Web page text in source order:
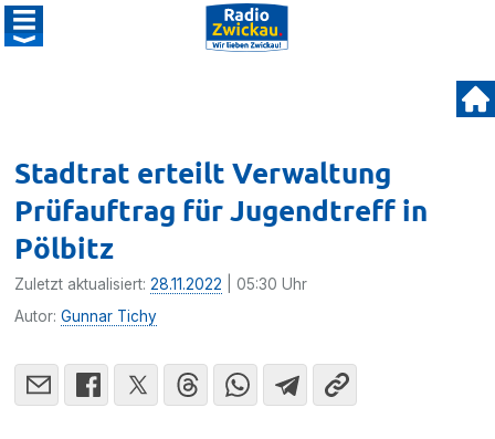
Stadtrat erteilt Verwaltung
Prüfauftrag für Jugendtreff in
Pölbitz
Zuletzt aktualisiert:28.11.2022 | 05:30 Uhr
Autor:Gunnar Tichy